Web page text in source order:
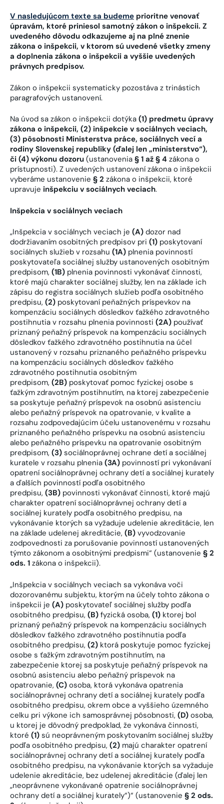
V nasledujúcom texte sa budeme prioritne venovať
úpravám, ktoré priniesol samotný zákon o inšpekcii. Z
uvedeného dôvodu odkazujeme aj na plné znenie
zákona o inšpekcii, v ktorom sú uvedené všetky zmeny
a doplnenia zákona o inšpekcii a vyššie uvedených
právnych predpisov.
Zákon o inšpekcii systematicky pozostáva z trinástich
paragrafových ustanovení.
Na úvod sa zákon o inšpekcii dotýka (1) predmetu úpravy
zákona o inšpekcii, (2) inšpekcie v sociálnych veciach,
(3) pôsobnosti Ministerstva práce, sociálnych vecí a
rodiny Slovenskej republiky (ďalej len „ministerstvo“),
či (4) výkonu dozoru (ustanovenia § 1 až § 4 zákona o
prístupnosti). Z uvedených ustanovení zákona o inšpekcii
vyberáme ustanovenie § 2 zákona o inšpekcii, ktoré
upravuje inšpekciu v sociálnych veciach.
Inšpekcia v sociálnych veciach
„Inšpekcia v sociálnych veciach je (A) dozor nad
dodržiavaním osobitných predpisov pri (1) poskytovaní
sociálnych služieb v rozsahu (1A) plnenia povinností
poskytovateľa sociálnej služby ustanovených osobitným
predpisom, (1B) plnenia povinnosti vykonávať činnosti,
ktoré majú charakter sociálnej služby, len na základe ich
zápisu do registra sociálnych služieb podľa osobitného
predpisu, (2) poskytovaní peňažných príspevkov na
kompenzáciu sociálnych dôsledkov ťažkého zdravotného
postihnutia v rozsahu plnenia povinnosti (2A) používať
priznaný peňažný príspevok na kompenzáciu sociálnych
dôsledkov ťažkého zdravotného postihnutia na účel
ustanovený v rozsahu priznaného peňažného príspevku
na kompenzáciu sociálnych dôsledkov ťažkého
zdravotného postihnutia osobitným
predpisom, (2B) poskytovať pomoc fyzickej osobe s
ťažkým zdravotným postihnutím, na ktorej zabezpečenie
sa poskytuje peňažný príspevok na osobnú asistenciu
alebo peňažný príspevok na opatrovanie, v kvalite a
rozsahu zodpovedajúcim účelu ustanovenému v rozsahu
priznaného peňažného príspevku na osobnú asistenciu
alebo peňažného príspevku na opatrovanie osobitným
predpisom, (3) sociálnoprávnej ochrane detí a sociálnej
kuratele v rozsahu plnenia (3A) povinností pri vykonávaní
opatrení sociálnoprávnej ochrany detí a sociálnej kurately
a ďalších povinností podľa osobitného
predpisu, (3B) povinnosti vykonávať činnosti, ktoré majú
charakter opatrení sociálnoprávnej ochrany detí a
sociálnej kurately podľa osobitného predpisu, na
vykonávanie ktorých sa vyžaduje udelenie akreditácie, len
na základe udelenej akreditácie, (B) vyvodzovanie
zodpovednosti za porušovanie povinností ustanovených
týmto zákonom a osobitnými predpismi“ (ustanovenie § 2
ods. 1 zákona o inšpekcii).
„Inšpekcia v sociálnych veciach sa vykonáva voči
dozorovanému subjektu, ktorým na účely tohto zákona o
inšpekcii je (A) poskytovateľ sociálnej služby podľa
osobitného predpisu, (B) fyzická osoba, (1) ktorej bol
priznaný peňažný príspevok na kompenzáciu sociálnych
dôsledkov ťažkého zdravotného postihnutia podľa
osobitného predpisu, (2) ktorá poskytuje pomoc fyzickej
osobe s ťažkým zdravotným postihnutím, na
zabezpečenie ktorej sa poskytuje peňažný príspevok na
osobnú asistenciu alebo peňažný príspevok na
opatrovanie, (C) osoba, ktorá vykonáva opatrenia
sociálnoprávnej ochrany detí a sociálnej kurately podľa
osobitného predpisu, okrem obce a vyššieho územného
celku pri výkone ich samosprávnej pôsobnosti, (D) osoba,
u ktorej je dôvodný predpoklad, že vykonáva činnosti,
ktoré (1) sú neoprávneným poskytovaním sociálnej služby
podľa osobitného predpisu, (2) majú charakter opatrení
sociálnoprávnej ochrany detí a sociálnej kurately podľa
osobitného predpisu, na vykonávanie ktorých sa vyžaduje
udelenie akreditácie, bez udelenej akreditácie (ďalej len
„neoprávnene vykonávané opatrenie sociálnoprávnej
ochrany detí a sociálnej kurately“)“ (ustanovenie § 2 ods.